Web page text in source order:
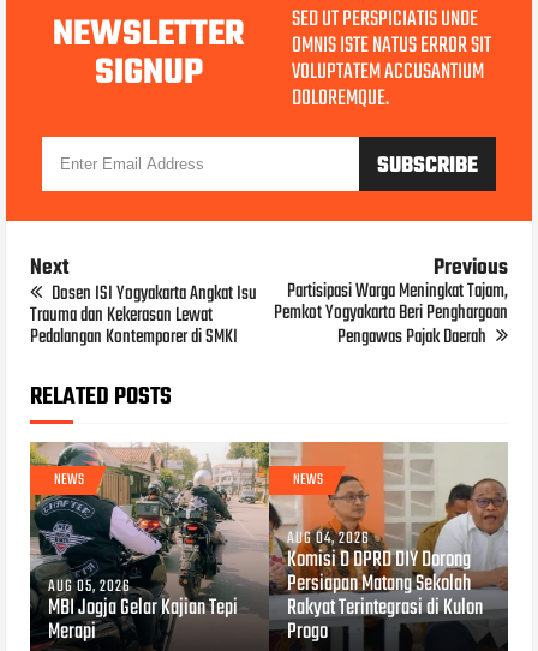
NEWSLETTER
SIGNUP
SED UT PERSPICIATIS UNDE
OMNIS ISTE NATUS ERROR SIT
VOLUPTATEM ACCUSANTIUM
DOLOREMQUE.
Next
Dosen ISI Yogyakarta Angkat Isu
Trauma dan Kekerasan Lewat
Pedalangan Kontemporer di SMKI
Previous
Partisipasi Warga Meningkat Tajam,
Pemkot Yogyakarta Beri Penghargaan
Pengawas Pajak Daerah
RELATED POSTS
NEWS
AUG 05, 2026
MBI Jogja Gelar Kajian Tepi
Merapi
NEWS
AUG 04, 2026
Komisi D DPRD DIY Dorong
Persiapan Matang Sekolah
Rakyat Terintegrasi di Kulon
Progo